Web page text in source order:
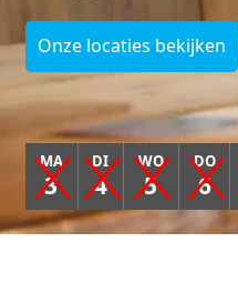
Onze locaties bekijken
MA
3
DI
4
WO
5
DO
6